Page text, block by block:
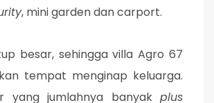
, mini garden dan carport.
besar, sehingga villa Agro 67
tempat menginap keluarga.
yang jumlahnya banyak plus